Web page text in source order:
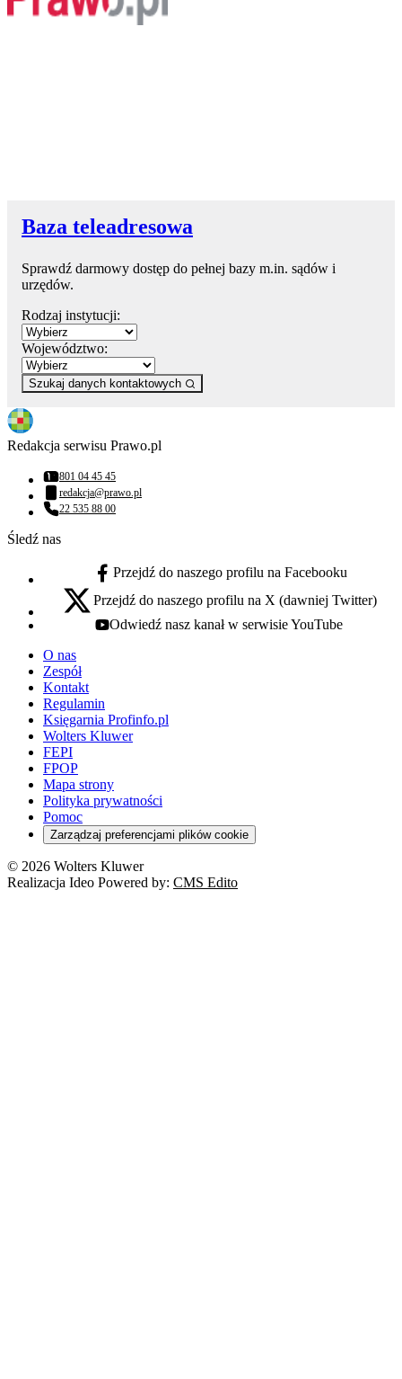
Baza teleadresowa
Sprawdź darmowy dostęp do pełnej bazy m.in. sądów i
urzędów.
Rodzaj instytucji:
Województwo:
Szukaj danych kontaktowych
Redakcja serwisu Prawo.pl
Numer telefonu:
801 04 45 45
Adres email:
redakcja@prawo.pl
Numer telefonu:
22 535 88 00
Śledź nas
facebook - otwiera się w nowej karcie
Przejdź do naszego profilu na Facebooku
x - otwiera się w nowej karcie
Przejdź do naszego profilu na X (dawniej Twitter)
youtube - otwiera się w nowej karcie
Odwiedź nasz kanał w serwisie YouTube
O nas
Zespół
Kontakt
Regulamin
Księgarnia Profinfo.pl
Wolters Kluwer
FEPI
FPOP
Mapa strony
Polityka prywatności
Pomoc
Zarządzaj preferencjami plików cookie
© 2026 Wolters Kluwer
Realizacja Ideo Powered by: CMS Edito